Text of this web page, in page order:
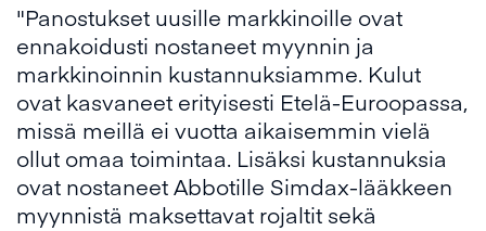
"Panostukset uusille markkinoille ovat
ennakoidusti nostaneet myynnin ja
markkinoinnin kustannuksiamme. Kulut
ovat kasvaneet erityisesti Etelä-Euroopassa,
missä meillä ei vuotta aikaisemmin vielä
ollut omaa toimintaa. Lisäksi kustannuksia
ovat nostaneet Abbotille Simdax-lääkkeen
myynnistä maksettavat rojaltit sekä